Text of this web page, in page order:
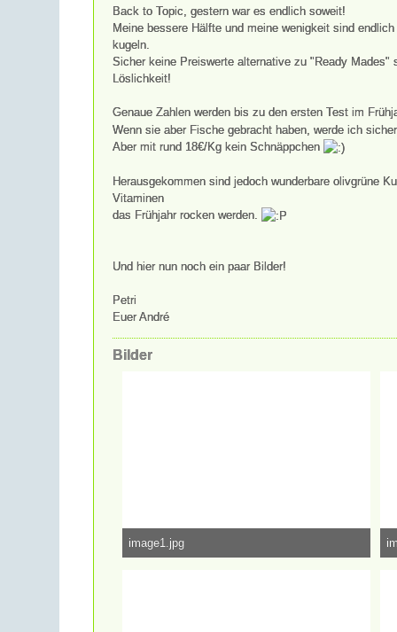
Back to Topic, gestern war es endlich soweit!
Meine bessere Hälfte und meine wenigkeit sind
kugeln.
Sicher keine Preiswerte alternative zu "Ready
Löslichkeit!
Genaue Zahlen werden bis zu den ersten Test im
Wenn sie aber Fische gebracht haben, werde ich
Aber mit rund 18€/Kg kein Schnäppchen
Herausgekommen sind jedoch wunderbare olivgrüne
Vitaminen
das Frühjahr rocken werden.
Und hier nun noch ein paar Bilder!
Petri
Euer André
Bilder
image1.jpg
689,41 kB, 4.000×2.667, 73.957 mal angesehen